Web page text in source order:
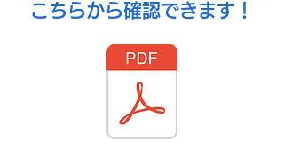
こちらから確認できます！